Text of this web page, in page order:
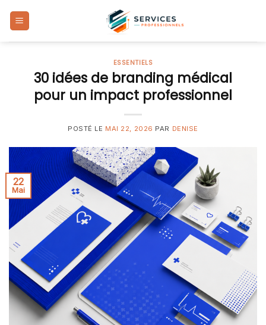
ESSENTIELS
30 idées de branding médical
pour un impact professionnel
POSTÉ LE MAI 22, 2026 PAR DENISE
22
Mai